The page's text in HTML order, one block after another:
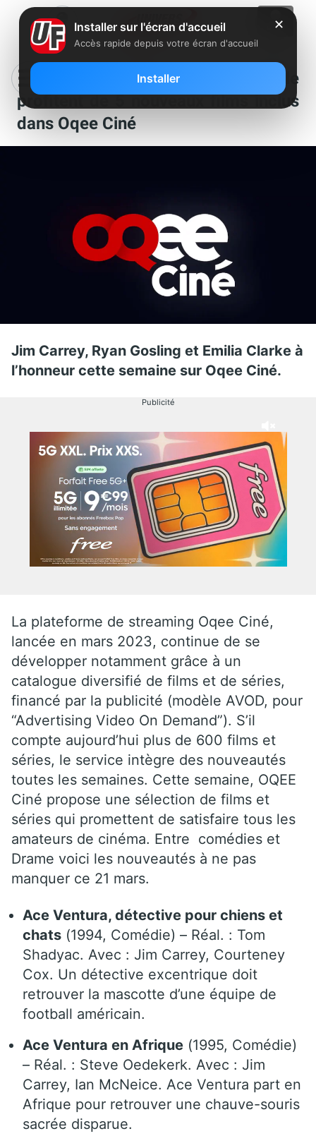
Les abonnés Freebox et Free Mobile
profitent de 5 nouveaux films inclus
dans Oqee Ciné
Jim Carrey, Ryan Gosling et Emilia Clarke à
l’honneur cette semaine sur Oqee Ciné.
Publicité
La plateforme de streaming Oqee Ciné,
lancée en mars 2023, continue de se
développer notamment grâce à un
catalogue diversifié de films et de séries,
financé par la publicité (modèle AVOD, pour
“Advertising Video On Demand”). S’il
compte aujourd’hui plus de 600 films et
séries, le service intègre des nouveautés
toutes les semaines. Cette semaine, OQEE
Ciné propose une sélection de films et
séries qui promettent de satisfaire tous les
amateurs de cinéma. Entre comédies et
Drame voici les nouveautés à ne pas
manquer ce 21 mars.
Ace Ventura, détective pour chiens et
chats (1994, Comédie) – Réal. : Tom
Shadyac. Avec : Jim Carrey, Courteney
Cox. Un détective excentrique doit
retrouver la mascotte d’une équipe de
football américain.
Ace Ventura en Afrique (1995, Comédie)
– Réal. : Steve Oedekerk. Avec : Jim
Carrey, Ian McNeice. Ace Ventura part en
Afrique pour retrouver une chauve-souris
sacrée disparue.
✕
Installer sur l'écran d'accueil
Accès rapide depuis votre écran d'accueil
Installer